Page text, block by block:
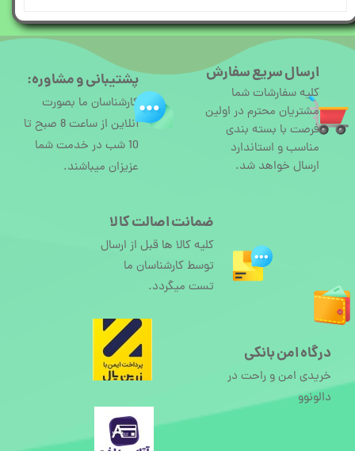
ارسال سریع سفارش
کلیه سفارشات شما
مشتریان محترم در اولین
فرصت با بسته بندی
مناسب و استاندارد
ارسال خواهد شد.
درگاه امن بانکی
خریدی امن و راحت در
دالونوو
پشتیبانی و مشاوره:
کارشناسان ما بصورت
آنلاین از ساعت 8 صبح تا
10 شب در خدمت شما
عزیزان میباشند.
ضمانت اصالت کالا
کلیه کالا ها قبل از ارسال
توسط کارشناسان ما
تست میگردد.